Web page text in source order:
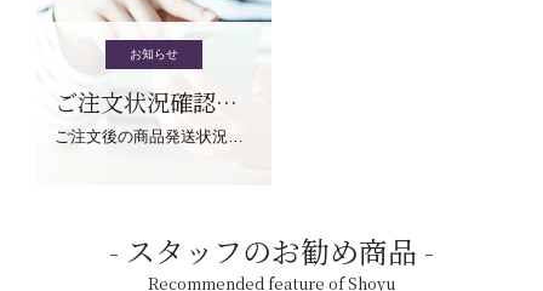
お知らせ
ご注文状況確認について
スタッフのお勧め商品
Recommended feature of Shoyu